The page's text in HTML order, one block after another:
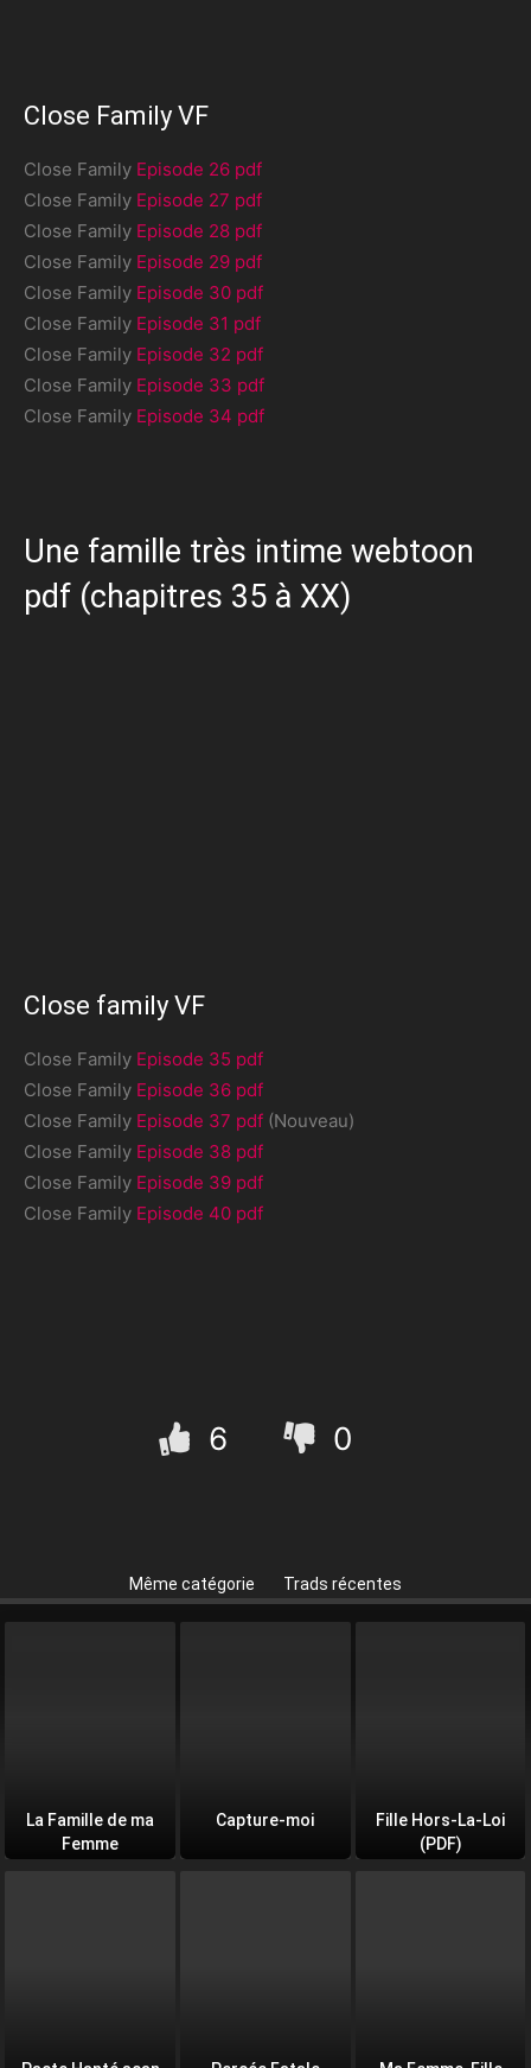
Close Family VF
Close Family Episode 26 pdf
Close Family Episode 27 pdf
Close Family Episode 28 pdf
Close Family Episode 29 pdf
Close Family Episode 30 pdf
Close Family Episode 31 pdf
Close Family Episode 32 pdf
Close Family Episode 33 pdf
Close Family Episode 34 pdf
Une famille très intime webtoon
pdf (chapitres 35 à XX)
Close family VF
Close Family Episode 35 pdf
Close Family Episode 36 pdf
Close Family Episode 37 pdf (Nouveau)
Close Family Episode 38 pdf
Close Family Episode 39 pdf
Close Family Episode 40 pdf
6 0
Même catégorie Trads récentes
La Famille de ma
Femme
Capture-moi
Fille Hors-La-Loi
(PDF)